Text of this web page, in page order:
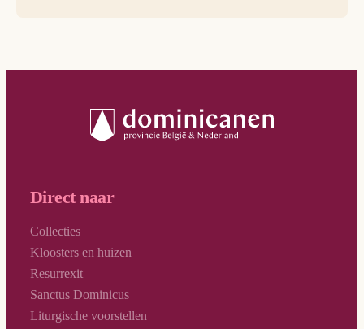
Direct naar
Collecties
Kloosters en huizen
Resurrexit
Sanctus Dominicus
Liturgische voorstellen